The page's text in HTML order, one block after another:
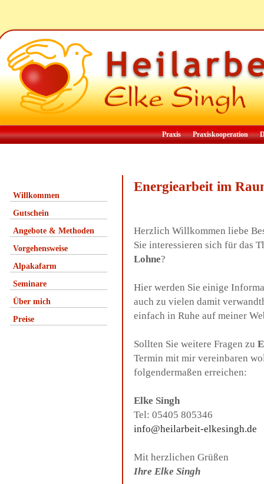
Praxis Praxiskooperation
Willkommen
Gutschein
Angebote & Methoden
Vorgehensweise
Alpakafarm
Seminare
Über mich
Preise
Energiearbeit im
Herzlich Willkommen liebe
Sie interessieren sich für das
Lohne?
Hier werden Sie einige
auch zu vielen damit
einfach in Ruhe auf meiner
Sollten Sie weitere Fragen zu
Termin mit mir vereinbaren
folgendermaßen erreichen:
Elke Singh
Tel: 05405 805346
info@heilarbeit-elkesingh.de
Mit herzlichen Grüßen
Ihre Elke Singh